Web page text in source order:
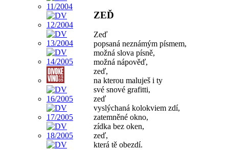
ZEĎ
Zeď
popsaná neznámým písmem,
možná slova písně,
možná nápověď,
zeď,
na kterou maluješ i ty
své snové grafitti,
zeď
vyslýchaná kolokviem zdí,
zatemněné okno,
zídka bez oken,
zeď,
která tě obezdí.